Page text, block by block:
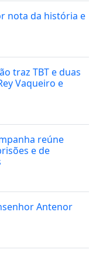
nota da história e
traz TBT e duas
Vaqueiro e
reúne
e de
Antenor